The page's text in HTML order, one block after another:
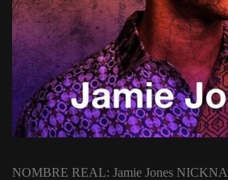
NOMBRE REAL: Jamie Jones